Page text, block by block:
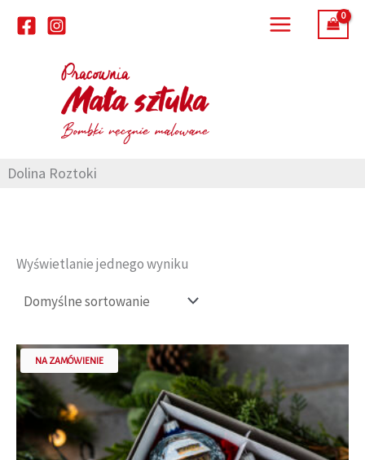
Dolina Roztoki
Wyświetlanie jednego wyniku
NA ZAMÓWIENIE